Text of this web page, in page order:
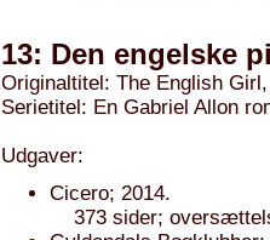
13: Den engelske
Originaltitel: The English
Serietitel: En Gabriel Allon
Udgaver:
Cicero; 2014.
373 sider;